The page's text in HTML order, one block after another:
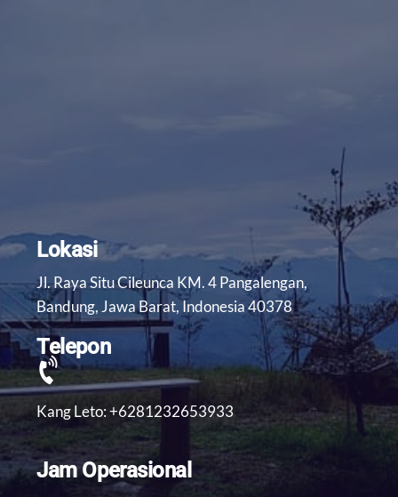
Lokasi
Jl. Raya Situ Cileunca KM. 4 Pangalengan,
Bandung, Jawa Barat, Indonesia 40378
Telepon
Kang Leto: +6281232653933
Jam Operasional